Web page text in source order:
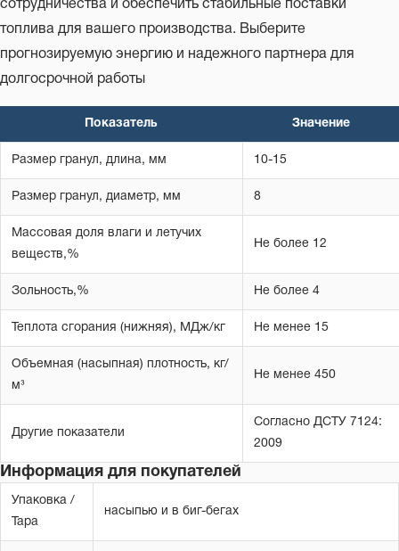
сотрудничества и обеспечить стабильные поставки
топлива для вашего производства. Выберите
прогнозируемую энергию и надежного партнера для
долгосрочной работы
Показатель Значение
Размер гранул, длина, мм 10-15
Размер гранул, диаметр, мм 8
Массовая доля влаги и летучих
веществ,%
Не более 12
Зольность,% Не более 4
Теплота сгорания (нижняя), МДж/кг Не менее 15
Объемная (насыпная) плотность, кг/
м³
Не менее 450
Другие показатели
Согласно ДСТУ 7124:
2009
Информация для покупателей
Упаковка /
Тара
насыпью и в биг-бегах